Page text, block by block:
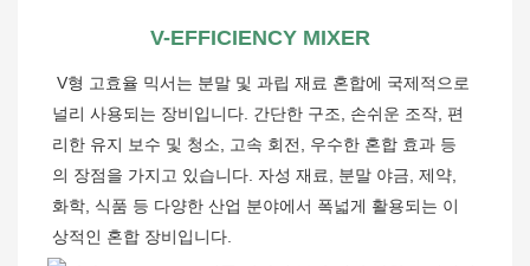
V-EFFICIENCY MIXER
V형 고효율 믹서는 분말 및 과립 재료 혼합에 국제적으로
널리 사용되는 장비입니다. 간단한 구조, 손쉬운 조작, 편
리한 유지 보수 및 청소, 고속 회전, 우수한 혼합 효과 등
의 장점을 가지고 있습니다. 자성 재료, 분말 야금, 제약,
화학, 식품 등 다양한 산업 분야에서 폭넓게 활용되는 이
상적인 혼합 장비입니다.